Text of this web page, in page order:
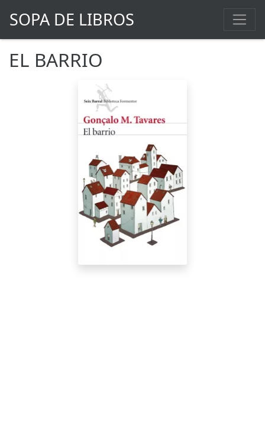
SOPA DE LIBROS
EL BARRIO